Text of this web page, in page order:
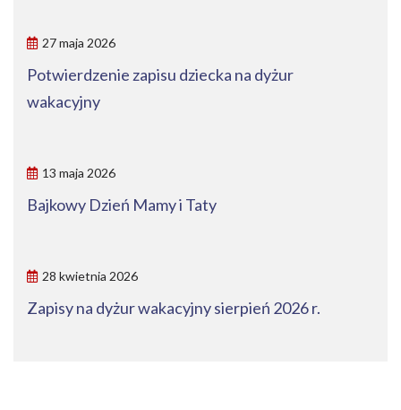
27 maja 2026
Potwierdzenie zapisu dziecka na dyżur
wakacyjny
13 maja 2026
Bajkowy Dzień Mamy i Taty
28 kwietnia 2026
Zapisy na dyżur wakacyjny sierpień 2026 r.